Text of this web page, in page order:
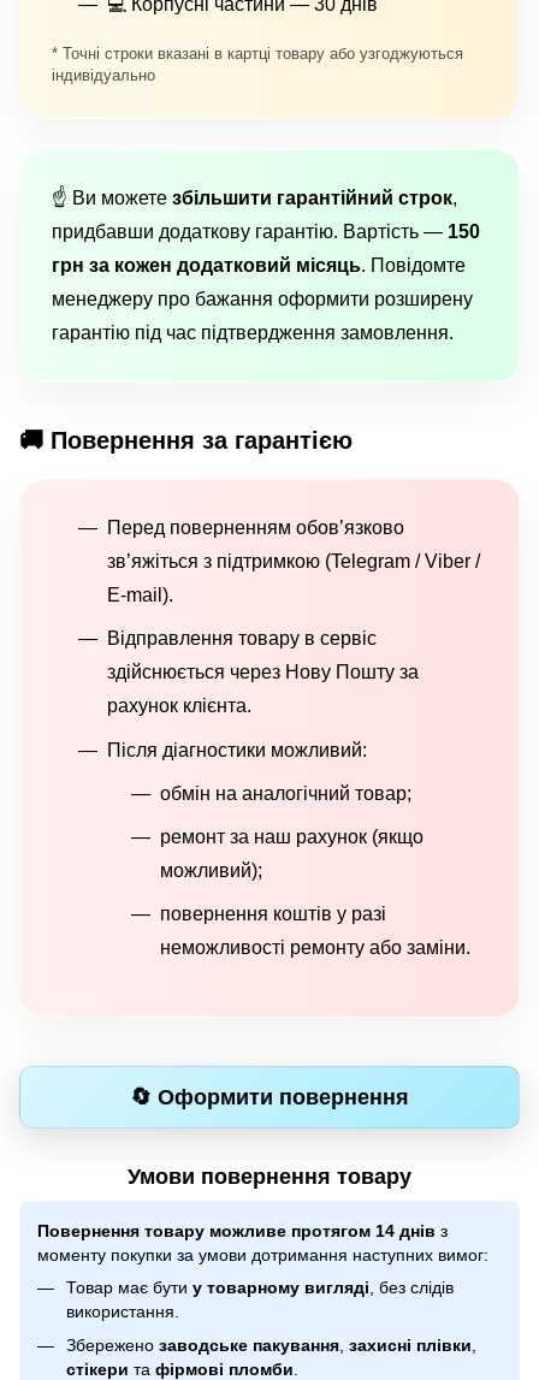
* Точні строки вказані в картці товару або узгоджуються
індивідуально
☝️ Ви можете збільшити гарантійний строк,
придбавши додаткову гарантію. Вартість — 150
грн за кожен додатковий місяць. Повідомте
менеджеру про бажання оформити розширену
гарантію під час підтвердження замовлення.
🚚 Повернення за гарантією
Перед поверненням обов’язково
зв’яжіться з підтримкою (Telegram / Viber /
E-mail).
Відправлення товару в сервіс
здійснюється через Нову Пошту за
рахунок клієнта.
Після діагностики можливий:
обмін на аналогічний товар;
ремонт за наш рахунок (якщо
можливий);
повернення коштів у разі
неможливості ремонту або заміни.
🔄 Оформити повернення
Умови повернення товару
Повернення товару можливе протягом 14 днів з
моменту покупки за умови дотримання наступних вимог:
Товар має бути у товарному вигляді , без слідів
використання.
Збережено заводське пакування захисні плівки
стікери та фірмові пломби